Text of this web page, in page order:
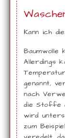
Kann ich
Baumwolle
Allerdings
genannt,
nach
die Stoffe
wird
zum